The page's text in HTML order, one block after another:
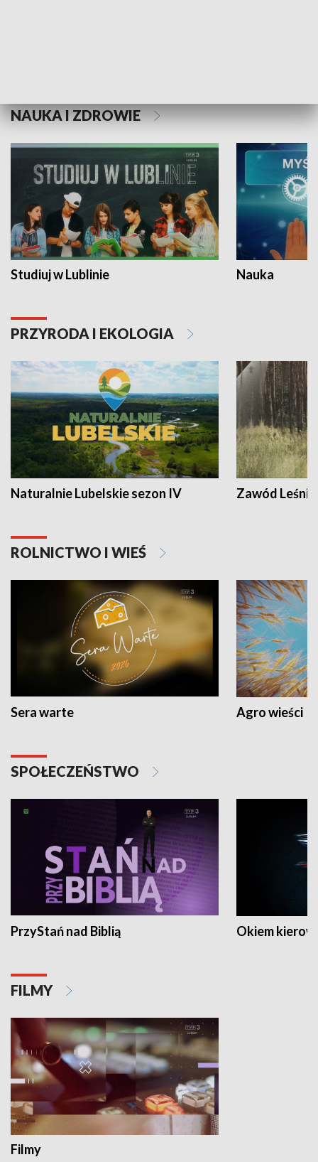
NAUKA I ZDROWIE
Studiuj w Lublinie Nauka
PRZYRODA I EKOLOGIA
Naturalnie Lubelskie sezon IV Zawód Leśnik
ROLNICTWO I WIEŚ
Sera warte Agro wieści
SPOŁECZEŃSTWO
PrzyStań nad Biblią Okiem
FILMY
Filmy